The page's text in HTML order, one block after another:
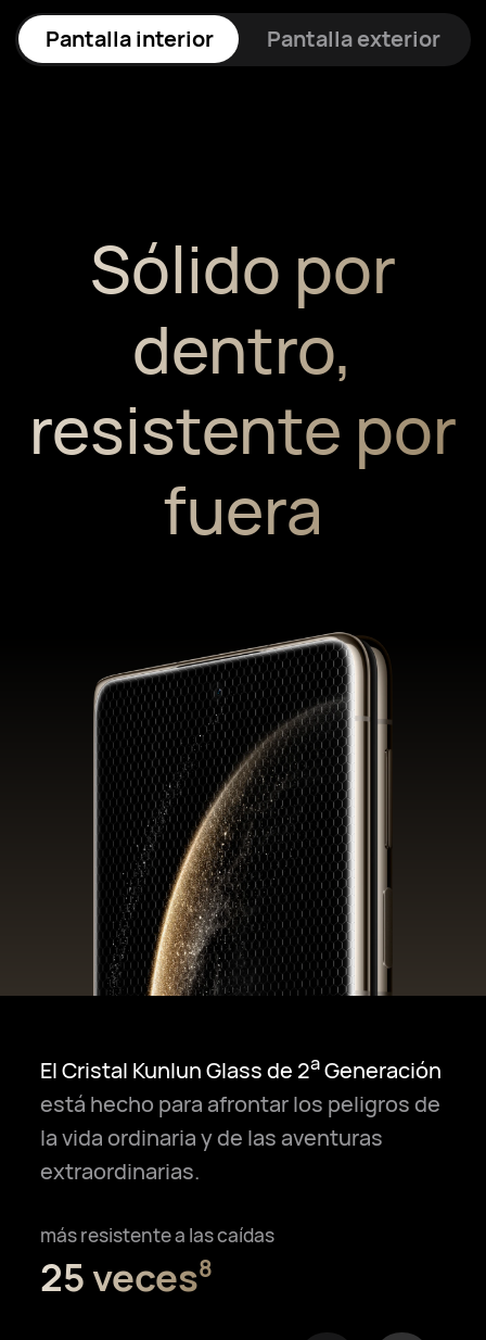
Pantalla interior Pantalla exterior
Sólido por
dentro,
resistente por
fuera
El Cristal Kunlun Glass de 2aGeneración
está hecho para afrontar los peligros de
la vida ordinaria y de las aventuras
extraordinarias.
más resistente a las caídas
25 veces⁠8